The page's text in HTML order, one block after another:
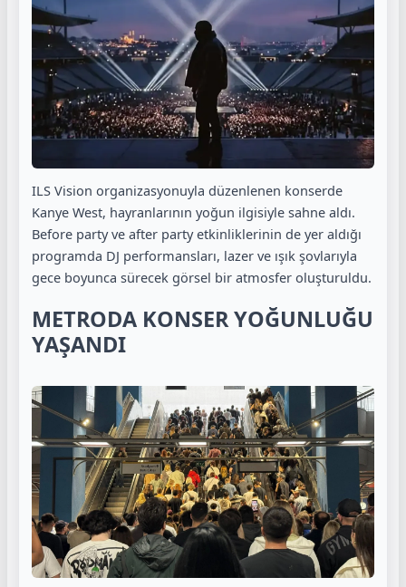
ILS Vision organizasyonuyla düzenlenen konserde
Kanye West, hayranlarının yoğun ilgisiyle sahne aldı.
Before party ve after party etkinliklerinin de yer aldığı
programda DJ performansları, lazer ve ışık şovlarıyla
gece boyunca sürecek görsel bir atmosfer oluşturuldu.
METRODA KONSER YOĞUNLUĞU
YAŞANDI